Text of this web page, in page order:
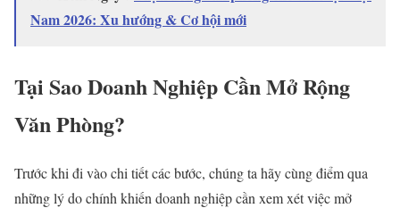
Nam 2026: Xu hướng & Cơ hội mới
Tại Sao Doanh Nghiệp Cần Mở Rộng
Văn Phòng?
Trước khi đi vào chi tiết các bước, chúng ta hãy cùng điểm qua
những lý do chính khiến doanh nghiệp cần xem xét việc mở